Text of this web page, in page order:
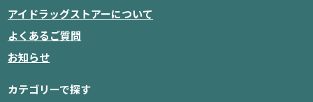
アイドラッグストアーについて
よくあるご質問
お知らせ
カテゴリーで探す